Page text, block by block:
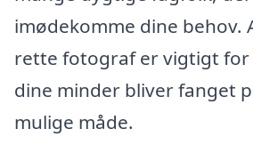
imødekomme dine behov.
rette fotograf er vigtigt for
dine minder bliver fanget
mulige måde.